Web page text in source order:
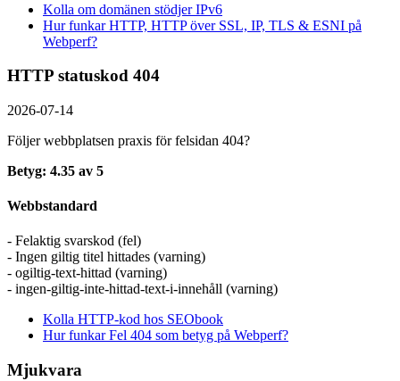
Kolla om domänen stödjer IPv6
Hur funkar HTTP, HTTP över SSL, IP, TLS & ESNI på
Webperf?
HTTP statuskod 404
2026-07-14
Följer webbplatsen praxis för felsidan 404?
Betyg: 4.35 av 5
Webbstandard
- Felaktig svarskod (fel)
- Ingen giltig titel hittades (varning)
- ogiltig-text-hittad (varning)
- ingen-giltig-inte-hittad-text-i-innehåll (varning)
Kolla HTTP-kod hos SEObook
Hur funkar Fel 404 som betyg på Webperf?
Mjukvara